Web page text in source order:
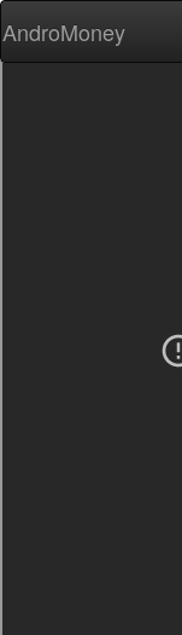
AndroMoney